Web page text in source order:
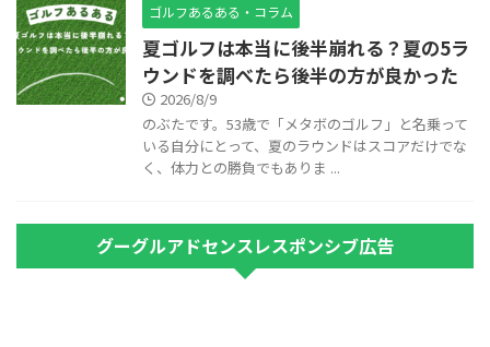
ゴルフあるある・コラム
夏ゴルフは本当に後半崩れる？夏の5ラ
ウンドを調べたら後半の方が良かった
2026/8/9
のぶたです。53歳で「メタボのゴルフ」と名乗って
いる自分にとって、夏のラウンドはスコアだけでな
く、体力との勝負でもありま ...
グーグルアドセンスレスポンシブ広告